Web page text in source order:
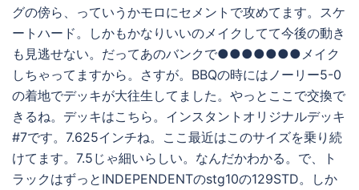
グの傍ら、っていうかモロにセメントで攻めてます。スケ
ートハード。しかもかなりいいのメイクしてて今後の動き
も見逃せない。だってあのバンクで●●●●●●●メイク
しちゃってますから。さすが。BBQの時にはノーリー5-0
の着地でデッキが大往生してました。やっとここで交換で
きるね。デッキはこちら。インスタントオリジナルデッキ
#7です。7.625インチね。ここ最近はこのサイズを乗り続
けてます。7.5じゃ細いらしい。なんだかわかる。で、ト
ラックはずっとINDEPENDENTのstg10の129STD。しか